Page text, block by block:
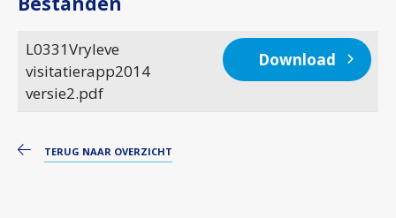
L0331Vryleve
visitatierapp2014
versie2.pdf
Download
TERUG NAAR OVERZICHT